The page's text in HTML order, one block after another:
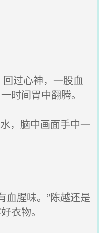
过心神，一股血
时间胃中翻腾。
，脑中画面手中一
腥味。”陈越还是
衣物。